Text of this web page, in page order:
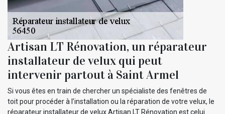
Artisan LT Rénovation, un réparateur
installateur de velux qui peut
intervenir partout à Saint Armel
Si vous êtes en train de chercher un spécialiste des fenêtres de
toit pour procéder à l’installation ou la réparation de votre velux, le
réparateur installateur de velux Artisan LT Rénovation est celui